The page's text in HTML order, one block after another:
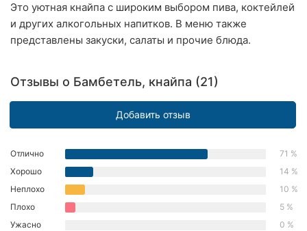
Кропивницкий
Винница
Тернополь
Хмельницкий
Ровно
Одесса
Это уютная кнайпа с широким выбором пива, коктейлей
и других алкогольных напитков. В меню также
представлены закуски, салаты и прочие блюда.
Отзывы о Бамбетель, кнайпа (21)
Добавить отзыв
Отлично
71 %
Хорошо
14 %
Неплохо
10 %
Плохо
5 %
Ужасно
0 %